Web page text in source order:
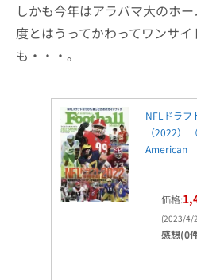
しかも今年はアラバマ大のホ
度とはうってかわってワンサ
も・・・。
NFLドラフ
（2022）
American
価格:
(2023/4/
感想(0